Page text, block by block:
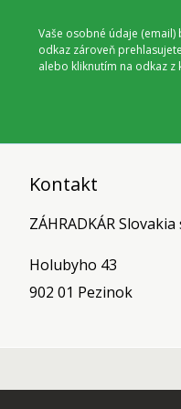
Vaše osobné údaje
odkaz zároveň
alebo kliknutím na odkaz
Kontakt
ZÁHRADKÁR Slovakia
Holubyho 43
902 01 Pezinok